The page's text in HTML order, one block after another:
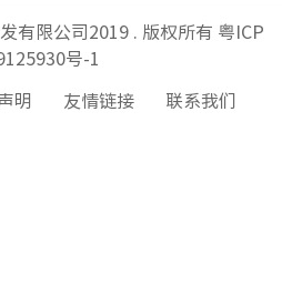
有限公司2019 . 版权所有 粤ICP
号-1
明 友情链接 联系我们